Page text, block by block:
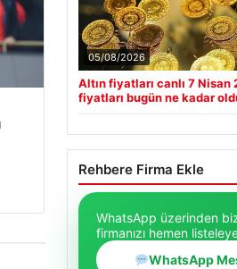
05/08/2026
Altın fiyatları canlı 7 Nisan
fiyatları bugün ne kadar
Rehbere Firma Ekle
WhatsApp üzerinden
firmanızı hemen
WhatsApp